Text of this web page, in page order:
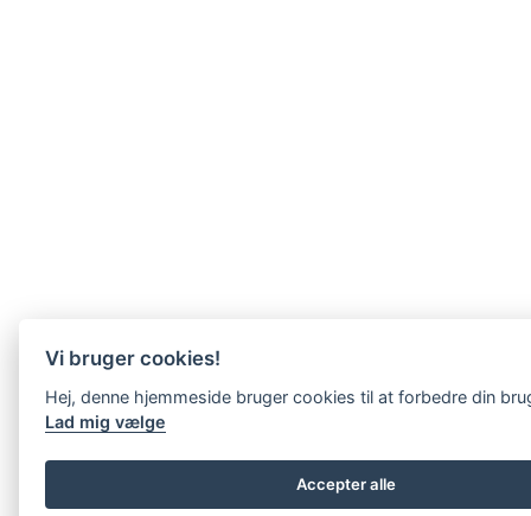
Vi bruger cookies!
Hej, denne hjemmeside bruger cookies til at forbedre din
Lad mig vælge
Accepter alle